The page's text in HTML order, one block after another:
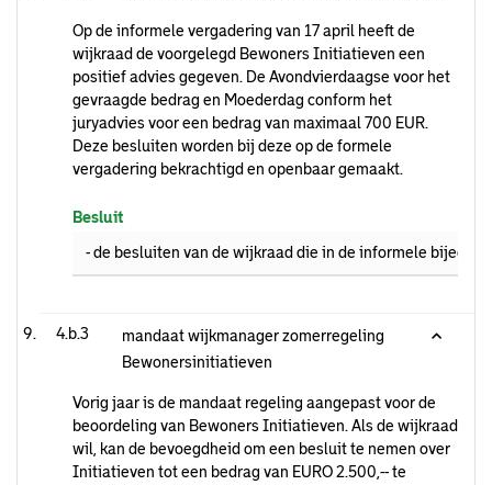
Op de informele vergadering van 17 april heeft de
wijkraad de voorgelegd Bewoners Initiatieven een
positief advies gegeven. De Avondvierdaagse voor het
gevraagde bedrag en Moederdag conform het
juryadvies voor een bedrag van maximaal 700 EUR.
Deze besluiten worden bij deze op de formele
vergadering bekrachtigd en openbaar gemaakt.
Besluit
- de besluiten van de wijkraad die in de informele
4.b.3
mandaat wijkmanager zomerregeling
Bewonersinitiatieven
Vorig jaar is de mandaat regeling aangepast voor de
beoordeling van Bewoners Initiatieven. Als de wijkraad
wil, kan de bevoegdheid om een besluit te nemen over
Initiatieven tot een bedrag van EURO 2.500,-- te